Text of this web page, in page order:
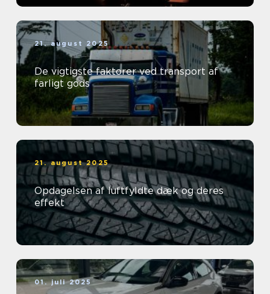
21. august 2025
De vigtigste faktorer ved transport af
farligt gods
21. august 2025
Opdagelsen af luftfyldte dæk og deres
effekt
01. juli 2025